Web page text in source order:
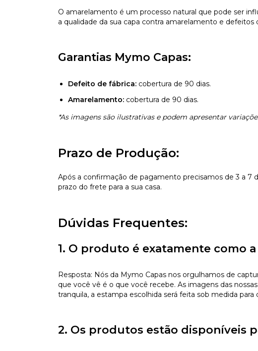
O amarelamento é um processo natural que pode ser
a qualidade da sua capa contra amarelamento e defeitos
Garantias Mymo Capas:
Defeito de fábrica: cobertura de 90 dias.
Amarelamento: cobertura de 90 dias.
*As imagens são ilustrativas e podem apresentar
Prazo de Produção:
Após a confirmação de pagamento precisamos de 3 a 7
prazo do frete para a sua casa.
Dúvidas Frequentes:
1. O produto é exatamente como
Resposta: Nós da Mymo Capas nos orgulhamos de
que você vê é o que você recebe. As imagens das
tranquila, a estampa escolhida será feita sob medida para
2. Os produtos estão disponíveis